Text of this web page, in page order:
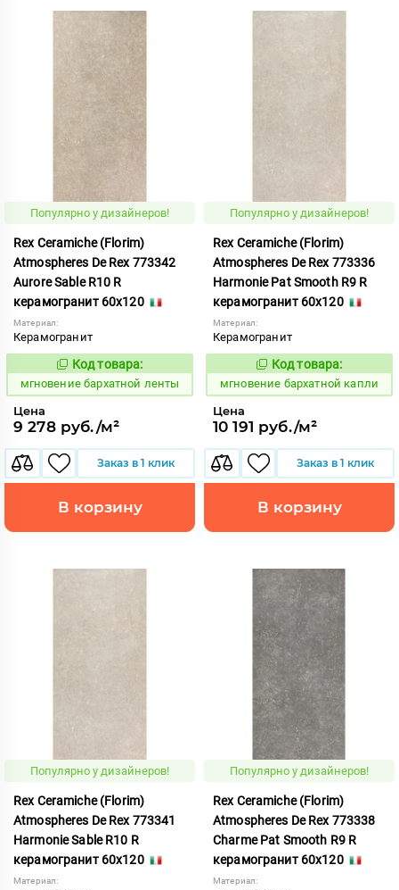
Популярно у дизайнеров!
Rex Ceramiche (Florim)
Atmospheres De Rex 773342
Aurore Sable R10 R
керамогранит 60x120
Материал:
Керамогранит
937918
Код товара:
мгновение бархатной ленты
Цена
9 278 руб./м²
Заказ в 1 клик
В корзину
Популярно у дизайнеров!
Rex Ceramiche (Florim)
Atmospheres De Rex 773336
Harmonie Pat Smooth R9 R
керамогранит 60x120
Материал:
Керамогранит
937912
Код товара:
мгновение бархатной капли
Цена
10 191 руб./м²
Заказ в 1 клик
В корзину
Популярно у дизайнеров!
Rex Ceramiche (Florim)
Atmospheres De Rex 773341
Harmonie Sable R10 R
керамогранит 60x120
Материал:
Популярно у дизайнеров!
Rex Ceramiche (Florim)
Atmospheres De Rex 773338
Charme Pat Smooth R9 R
керамогранит 60x120
Материал: